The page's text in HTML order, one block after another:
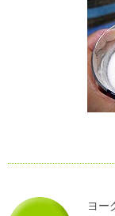
ヨー